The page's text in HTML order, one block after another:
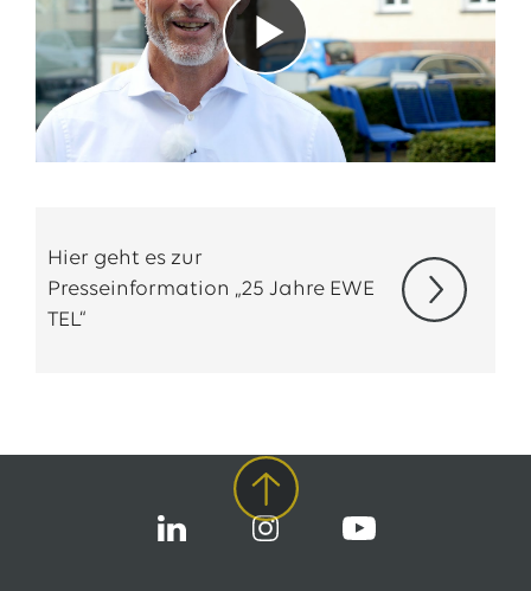
Hier geht es zur
Presseinformation „25 Jahre EWE
TEL“